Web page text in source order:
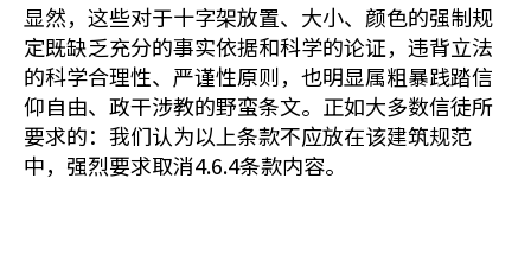
显然，这些对于十字架放置、大小、颜色的强制规
定既缺乏充分的事实依据和科学的论证，违背立法
的科学合理性、严谨性原则，也明显属粗暴践踏信
仰自由、政干涉教的野蛮条文。正如大多数信徒所
要求的：我们认为以上条款不应放在该建筑规范
中，强烈要求取消4.6.4条款内容。